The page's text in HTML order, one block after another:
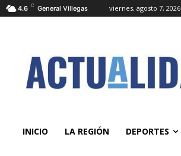
4.6 C General Villegas viernes, agosto 7, 2026
INICIO LA REGIÓN DEPORTES